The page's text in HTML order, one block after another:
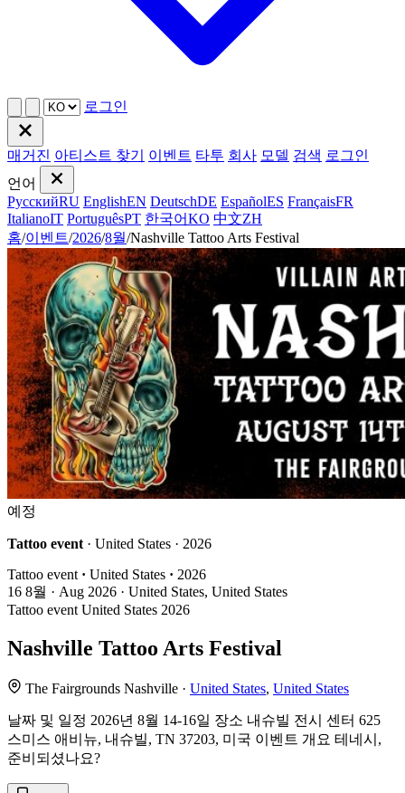
로그인
매거진 아티스트 찾기 이벤트 타투 회사 모델 검색 로그인
언어
РусскийRU EnglishEN DeutschDE EspañolES FrançaisFR
ItalianoIT PortuguêsPT 한국어KO 中文ZH
홈/이벤트/2026/8월/Nashville Tattoo Arts Festival
예정
Tattoo event · United States · 2026
Tattoo event · United States · 2026
16 8월 · Aug 2026 · United States, United States
Tattoo event United States 2026
Nashville Tattoo Arts Festival
The Fairgrounds Nashville · United States, United States
날짜 및 일정 2026년 8월 14-16일 장소 내슈빌 전시 센터 625
스미스 애비뉴, 내슈빌, TN 37203, 미국 이벤트 개요 테네시,
준비되셨나요?